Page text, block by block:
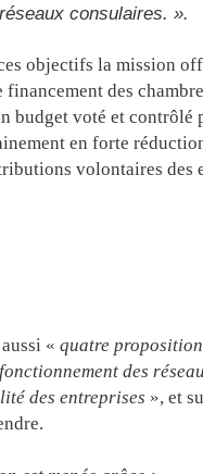
consulaires. ».
objectifs la mission
des
budget voté et contrôlé
en forte
volontaires des
« quatre
des
des entreprises », et